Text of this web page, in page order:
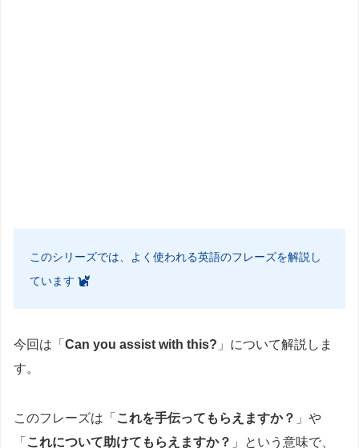
このシリーズでは、よく使われる英語のフレーズを解説し
ています
今回は「 Can you assist with this? 」について解説しま
す。
このフレーズは「 これを手伝ってもらえますか？ 」や
「 これについて助けてもらえますか？ 」という意味で、